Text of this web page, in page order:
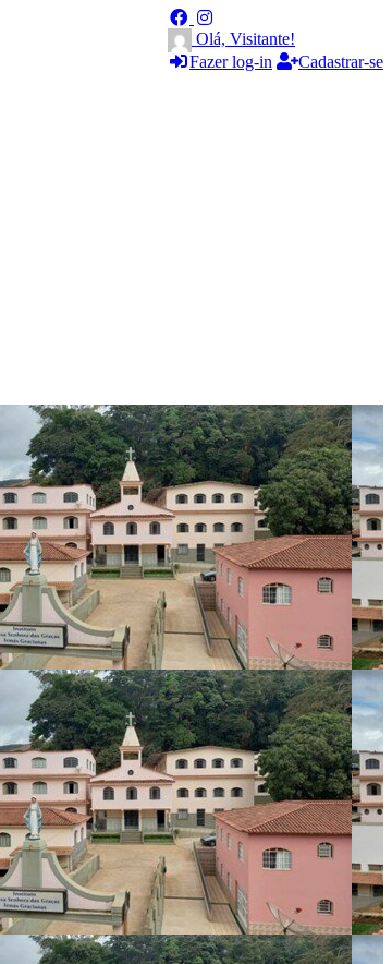
Olá, Visitante!
Fazer log-in
Cadastrar-se